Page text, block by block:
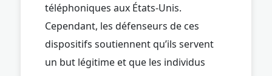
téléphoniques aux États-Unis.
Cependant, les défenseurs de ces
dispositifs soutiennent qu’ils servent
un but légitime et que les individus